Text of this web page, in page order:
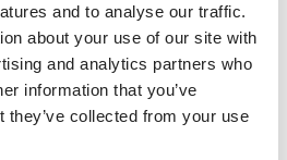
and to analyse our traffic.
about your use of our site with
and analytics partners who
information that you’ve
they’ve collected from your use